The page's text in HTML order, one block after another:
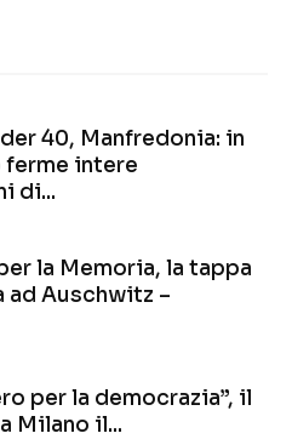
40, Manfredonia: in
ferme intere
di...
la Memoria, la tappa
ad Auschwitz –
per la democrazia”, il
Milano il...